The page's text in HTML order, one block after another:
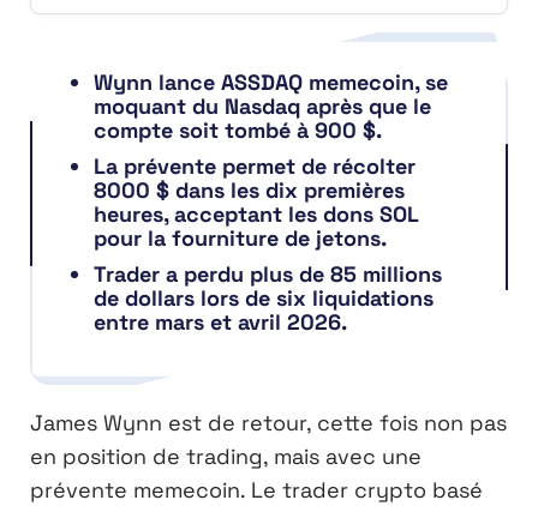
Wynn lance ASSDAQ memecoin, se
moquant du Nasdaq après que le
compte soit tombé à 900 $.
La prévente permet de récolter
8000 $ dans les dix premières
heures, acceptant les dons SOL
pour la fourniture de jetons.
Trader a perdu plus de 85 millions
de dollars lors de six liquidations
entre mars et avril 2026.
James Wynn est de retour, cette fois non pas
en position de trading, mais avec une
prévente memecoin. Le trader crypto basé